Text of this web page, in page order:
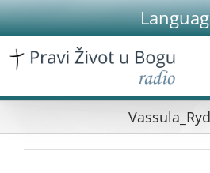
Skip
to
content